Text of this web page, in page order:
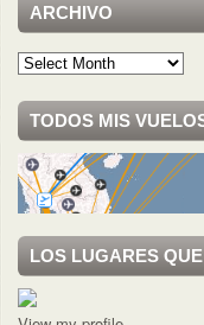
ARCHIVO
Archivo
TODOS MIS
LOS LUGARES